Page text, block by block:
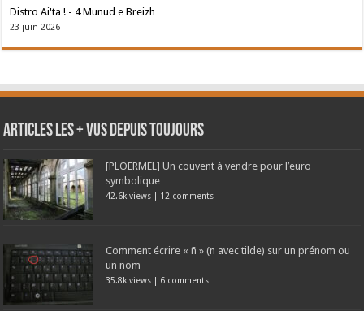
Distro Ai'ta ! - 4 Munud e Breizh
23 juin 2026
Articles les + vus depuis toujours
[PLOERMEL] Un couvent à vendre pour l’euro
symbolique
42.6k views | 12 comments
Comment écrire « ñ » (n avec tilde) sur un prénom ou
un nom
35.8k views | 6 comments